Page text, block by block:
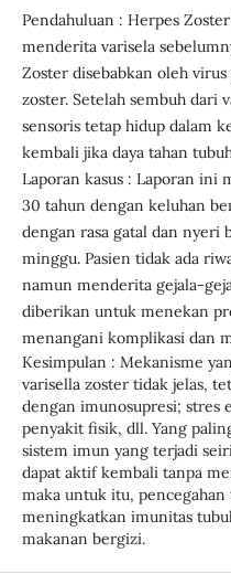
Pendahuluan : Herpes
menderita varisela
Zoster disebabkan oleh
zoster. Setelah sembuh dari
sensoris tetap hidup dalam
kembali jika daya tahan
Laporan kasus : Laporan ini
30 tahun dengan keluhan
dengan rasa gatal dan nyeri
minggu. Pasien tidak ada
namun menderita gejala-
diberikan untuk menekan
menangani komplikasi dan
Kesimpulan : Mekanisme
varisella zoster tidak jelas,
dengan imunosupresi; stres
penyakit fisik, dll. Yang
sistem imun yang terjadi
dapat aktif kembali tanpa
maka untuk itu,
meningkatkan imunitas
makanan bergizi.